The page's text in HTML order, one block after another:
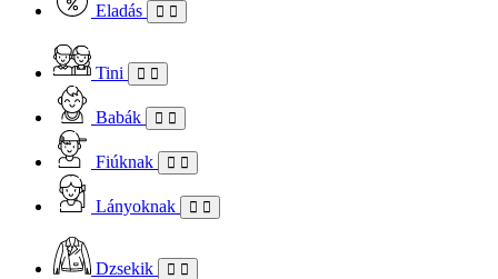
Eladás
Tini
Babák
Fiúknak
Lányoknak
Dzsekik